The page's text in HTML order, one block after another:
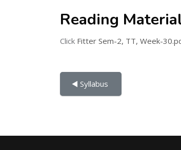
Reading
Click Fitter Sem-2, TT, Week-
◀︎ Syllabus